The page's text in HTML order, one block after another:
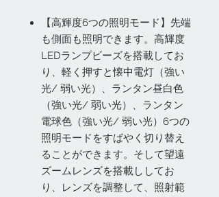
【高輝度6つの照明モード】先端
も側面も照明できます。高輝度
LEDランプビーズを搭載してお
り、軽く押すと懐中電灯（強い
光/ 弱い光）、ランタン昼白色
（強い光/ 弱い光）、ランタン
電球色（強い光/ 弱い光）6つの
照明モードをすばやく切り替え
ることができます。そして望遠
ズームレンズを搭載ししてお
り、レンズを調整して、照射範